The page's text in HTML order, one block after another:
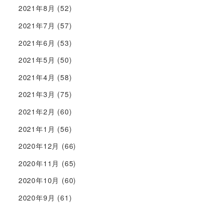
2021年8月 (52)
2021年7月 (57)
2021年6月 (53)
2021年5月 (50)
2021年4月 (58)
2021年3月 (75)
2021年2月 (60)
2021年1月 (56)
2020年12月 (66)
2020年11月 (65)
2020年10月 (60)
2020年9月 (61)